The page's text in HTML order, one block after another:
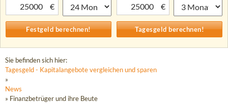
€
€
Sie befinden sich hier:
Tagesgeld - Kapitalangebote vergleichen und sparen
»
News
» Finanzbetrüger und ihre Beute